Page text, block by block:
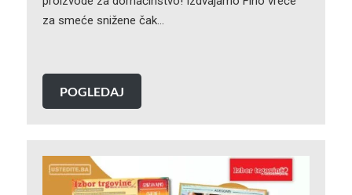
za smeće snižene čak…
POGLEDAJ